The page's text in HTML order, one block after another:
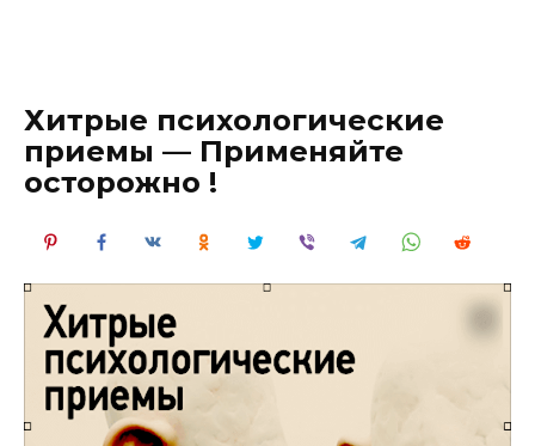
Хитрые психологические
приемы — Применяйте
осторожно !